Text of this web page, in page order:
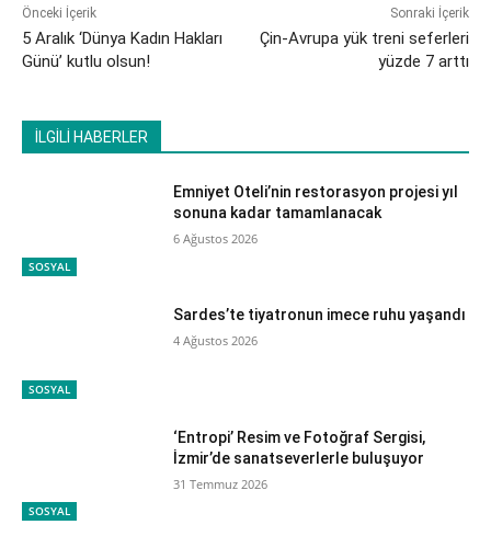
Önceki İçerik
5 Aralık ‘Dünya Kadın Hakları
Günü’ kutlu olsun!
Sonraki İçerik
Çin-Avrupa yük treni seferleri
yüzde 7 arttı
İLGİLİ HABERLER
SOSYAL
Emniyet Oteli’nin restorasyon projesi yıl
sonuna kadar tamamlanacak
6 Ağustos 2026
SOSYAL
Sardes’te tiyatronun imece ruhu yaşandı
4 Ağustos 2026
SOSYAL
‘Entropi’ Resim ve Fotoğraf Sergisi,
İzmir’de sanatseverlerle buluşuyor
31 Temmuz 2026